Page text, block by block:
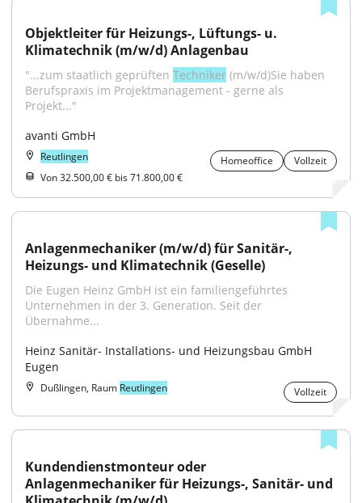
Objektleiter für Heizungs-, Lüftungs- u.
Klimatechnik (m/w/d) Anlagenbau
"...zum staatlich geprüften Techniker (m/w/d)Sie haben
Berufspraxis im Projektmanagement - gerne als
Projekt..."
avanti GmbH
Reutlingen Homeoffice
Vollzeit
Von 32.500,00 € bis 71.800,00 €
Anlagenmechaniker (m/w/d) für Sanitär-,
Heizungs- und Klimatechnik (Geselle)
Die Eugen Heinz GmbH ist ein familiengeführtes
Unternehmen in der 3. Generation. Seit der
Übernahme...
Heinz Sanitär- Installations- und Heizungsbau GmbH
Eugen
Dußlingen, Raum Reutlingen Vollzeit
Kundendienstmonteur oder
Anlagenmechaniker für Heizungs-, Sanitär- und